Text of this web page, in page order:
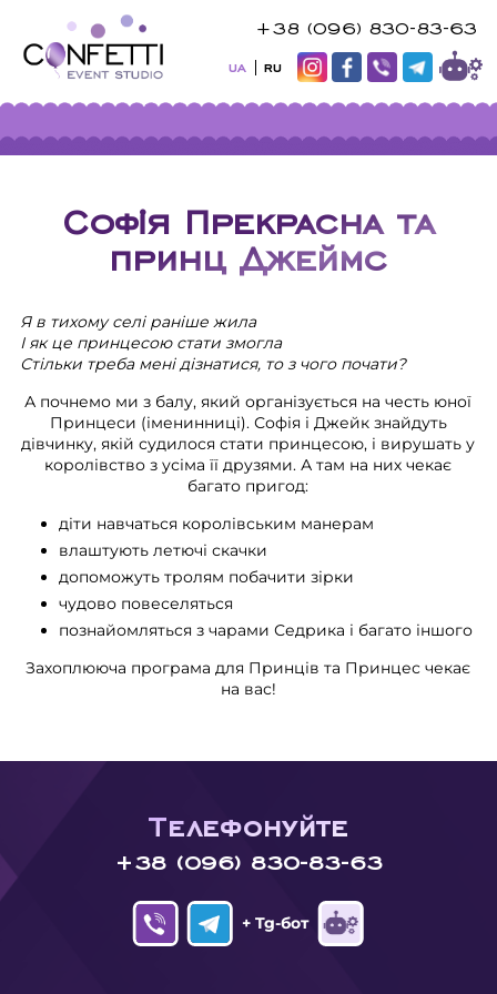
+38 (096) 830-83-63
UA RU
Софія Прекрасна та
принц Джеймс
Я в тихому селі раніше жила
І як це принцесою стати змогла
Стільки треба мені дізнатися, то з чого почати?
А почнемо ми з балу, який організується на честь юної
Принцеси (іменинниці). Софія і Джейк знайдуть
дівчинку, якій судилося стати принцесою, і вирушать у
королівство з усіма її друзями. А там на них чекає
багато пригод:
діти навчаться королівським манерам
влаштують летючі скачки
допоможуть тролям побачити зірки
чудово повеселяться
познайомляться з чарами Седрика і багато іншого
Захоплююча програма для Принців та Принцес чекає
на вас!
Телефонуйте
+38 (096) 830-83-63
+ Tg-бот